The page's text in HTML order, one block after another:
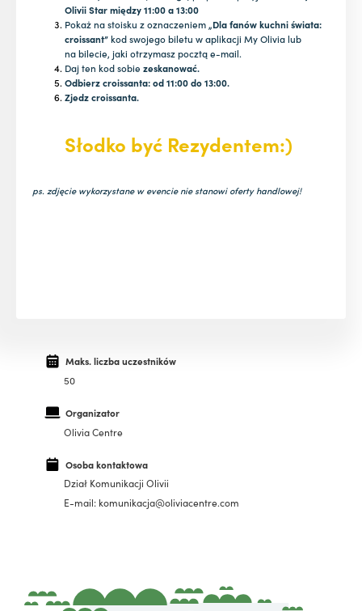
Olivii Star między 11:00 a 13:00
Pokaż na stoisku z oznaczeniem „Dla fanów kuchni świata:
croissant”kod swojego biletu w aplikacji My Olivia lub
na bilecie, jaki otrzymasz pocztą e-mail.
Daj ten kod sobie zeskanować.
Odbierz croissanta: od 11:00 do 13:00.
Zjedz croissanta.
Słodko być Rezydentem:)
ps. zdjęcie wykorzystane w evencie nie stanowi oferty handlowej!
Maks. liczba uczestników
50
Organizator
Olivia Centre
Osoba kontaktowa
Dział Komunikacji Olivii
E-mail: komunikacja@oliviacentre.com